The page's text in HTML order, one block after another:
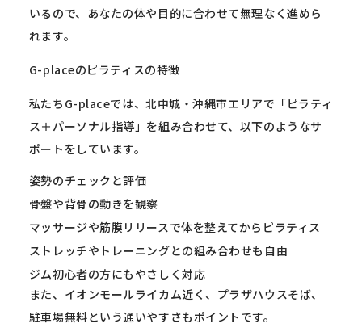
いるので、 あなたの体や目的に合わせて無理なく進めら
れます。
G-placeのピラティスの特徴
私たちG-placeでは、北中城・沖縄市エリアで「ピラティ
ス＋パーソナル指導」を組み合わせて、 以下のようなサ
ポートをしています。
姿勢のチェックと評価
骨盤や背骨の動きを観察
マッサージや筋膜リリースで体を整えてからピラティス
ストレッチやトレーニングとの組み合わせも自由
ジム初心者の方にもやさしく対応
また、イオンモールライカム近く、プラザハウスそば、
駐車場無料という通いやすさもポイントです。